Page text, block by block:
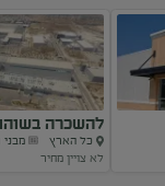
להשכרה
בנייה תעשיה
כל הארץ
לא צויין מחיר